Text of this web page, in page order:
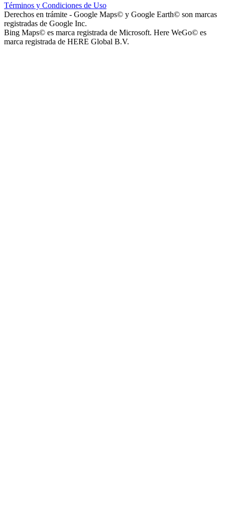
Términos y Condiciones de Uso
Derechos en trámite - Google Maps© y Google Earth© son marcas
registradas de Google Inc.
Bing Maps© es marca registrada de Microsoft. Here WeGo© es
marca registrada de HERE Global B.V.